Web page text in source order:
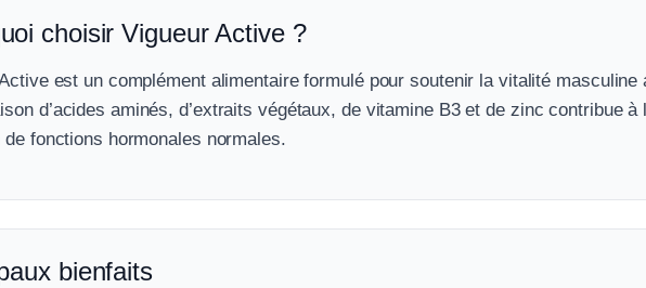
choisir Vigueur Active ?
est un complément alimentaire formulé pour soutenir la vitalité masculine
d’acides aminés, d’extraits végétaux, de vitamine B3 et de zinc contribue à
de fonctions hormonales normales.
bienfaits